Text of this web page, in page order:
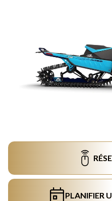
PLANIFIER